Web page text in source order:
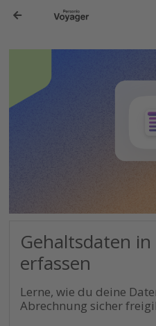
Gehaltsdaten
erfassen
Lerne, wie du deine
Abrechnung sicher